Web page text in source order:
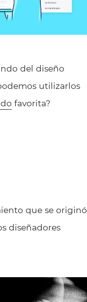
del diseño
utilizarlos
favorita?
que se originó
diseñadores